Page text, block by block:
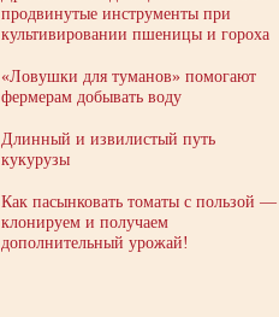
продвинутые инструменты при
культивировании пшеницы и гороха
«Ловушки для туманов» помогают
фермерам добывать воду
Длинный и извилистый путь
кукурузы
Как пасынковать томаты с пользой —
клонируем и получаем
дополнительный урожай!